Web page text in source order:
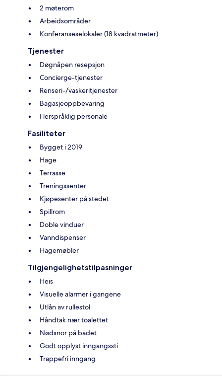
2 møterom
Arbeidsområder
Konferanseselokaler (18 kvadratmeter)
Tjenester
Døgnåpen resepsjon
Concierge-tjenester
Renseri-/vaskeritjenester
Bagasjeoppbevaring
Flerspråklig personale
Fasiliteter
Bygget i 2019
Hage
Terrasse
Treningssenter
Kjøpesenter på stedet
Spillrom
Doble vinduer
Vanndispenser
Hagemøbler
Tilgjengelighetstilpasninger
Heis
Visuelle alarmer i gangene
Utlån av rullestol
Håndtak nær toalettet
Nødsnor på badet
Godt opplyst inngangssti
Trappefri inngang